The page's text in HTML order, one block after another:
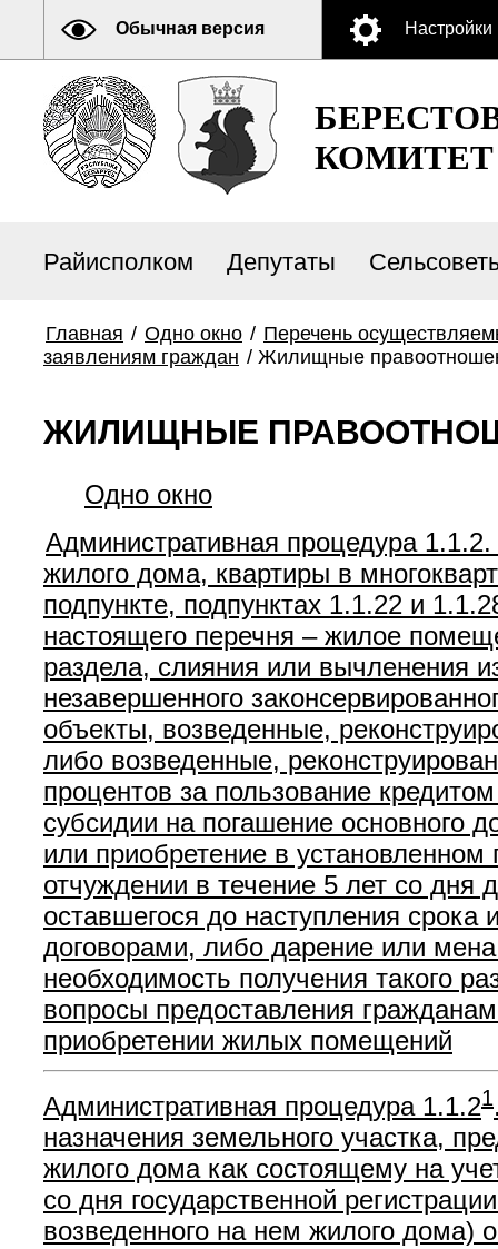
Обычная версия Настройки
КОМИТЕТ
Райисполком Депутаты
Главная / Одно окно / Перечень
заявлениям граждан / Жилищные
ЖИЛИЩНЫЕ
Одно окно
Административная процедура
жилого дома, квартиры в
подпункте, подпунктах 1.1.22 и
настоящего перечня – жилое
раздела, слияния или вычленения
незавершенного
объекты, возведенные,
либо возведенные,
процентов за пользование
субсидии на погашение основного
или приобретение в
отчуждении в течение 5 лет со дня
оставшегося до наступления срока
договорами, либо дарение или мена
необходимость получения такого
вопросы предоставления
приобретении жилых помещений
Административная процедура 1.1.21
назначения земельного участка,
жилого дома как состоящему на
со дня государственной
возведенного на нем жилого дома)